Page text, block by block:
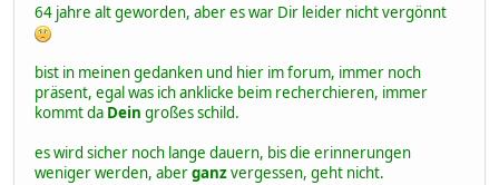
64 jahre alt geworden, aber es war Dir leider nicht vergönnt
bist in meinen gedanken und hier im forum, immer noch
präsent, egal was ich anklicke beim recherchieren, immer
kommt da Dein großes schild.
es wird sicher noch lange dauern, bis die erinnerungen
weniger werden, aberganzvergessen, geht nicht.